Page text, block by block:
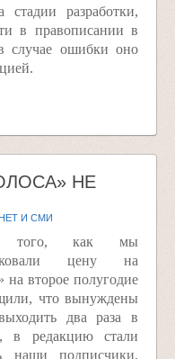
стадии разработки,
в правописании в
случае ошибки оно
НЕ
И СМИ
того, как мы
цену на
на второе полугодие
что вынуждены
два раза в
в редакцию стали
наши подписчики.